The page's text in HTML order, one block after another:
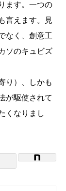
ます。一つの
言えます。見
なく、創意工
ソのキュビズ
り）、しかも
が駆使されて
くなりまし